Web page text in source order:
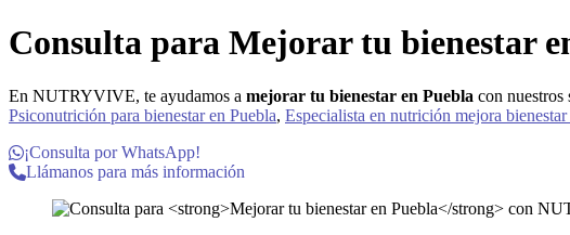
Consulta para Mejorar tu bienestar
En NUTRYVIVE, te ayudamos a mejorar tu bienestar en Puebla con
Psiconutrición para bienestar en Puebla, Especialista en nutrición mejora bienestar
¡Consulta por WhatsApp!
Llámanos para más información